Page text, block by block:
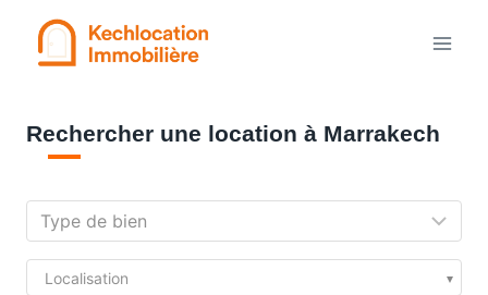
contenu
Rechercher une location à Marrakech
Localisation